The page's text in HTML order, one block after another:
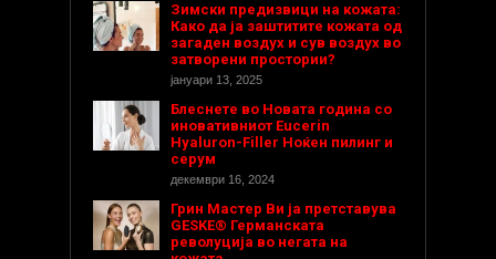
Зимски предизвици на кожата:
Како да ја заштитите кожата од
загаден воздух и сув воздух во
затворени простории?
јануари 13, 2025
Блеснете во Новата година со
иновативниот Eucerin
Hyaluron-Filler Ноќен пилинг и
серум
декември 16, 2024
Грин Мастер Ви ја претставува
GESKE® Германската
револуција во негата на